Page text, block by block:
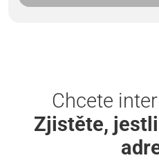
Chcete
Zjistěte,